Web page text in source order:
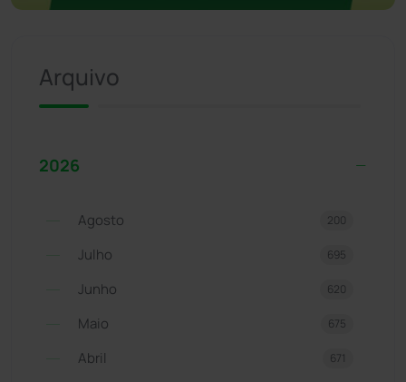
Arquivo
2026
Agosto 200
Julho 695
Junho 620
Maio 675
Abril 671